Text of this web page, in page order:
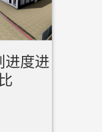
进度进